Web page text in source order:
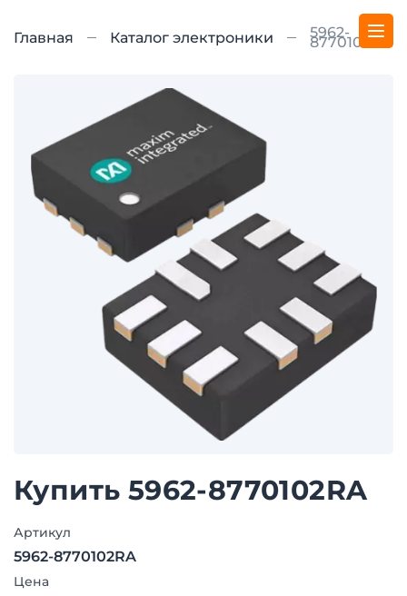
Главная Каталог электроники 5962-
8770102RA
Купить 5962-8770102RA
Артикул
5962-8770102RA
Цена